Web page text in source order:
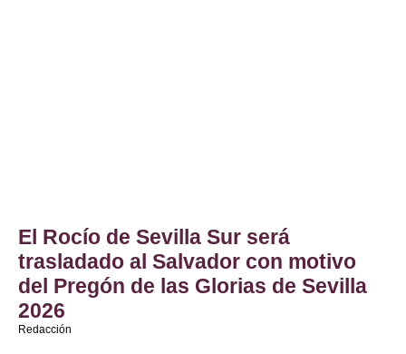
El Rocío de Sevilla Sur será
trasladado al Salvador con motivo
del Pregón de las Glorias de Sevilla
2026
Redacción